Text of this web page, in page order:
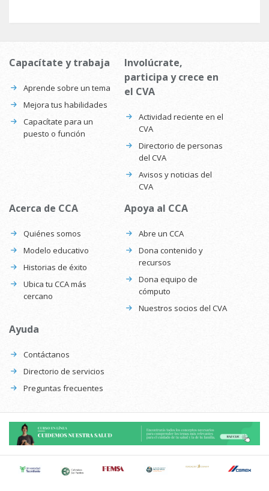
Capacítate y trabaja
Aprende sobre un tema
Mejora tus habilidades
Capacítate para un
puesto o función
Involúcrate,
participa y crece en
el CVA
Actividad reciente en el
CVA
Directorio de personas
del CVA
Avisos y noticias del
CVA
Acerca de CCA
Quiénes somos
Modelo educativo
Historias de éxito
Ubica tu CCA más
cercano
Apoya al CCA
Abre un CCA
Dona contenido y
recursos
Dona equipo de
cómputo
Nuestros socios del CVA
Ayuda
Contáctanos
Directorio de servicios
Preguntas frecuentes